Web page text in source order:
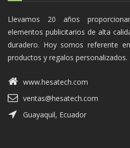
Llevamos 20 años
elementos publicitarios de alta
duradero. Hoy somos referente
productos y regalos personalizados.
www.hesatech.com
ventas@hesatech.com
Guayaquil, Ecuador